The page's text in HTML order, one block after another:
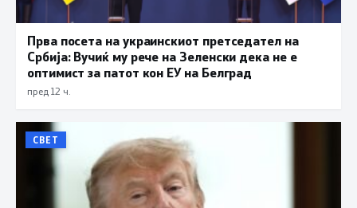
Прва посета на украинскиот претседател на
Србија: Вучиќ му рече на Зеленски дека не е
оптимист за патот кон ЕУ на Белград
пред 12 ч.
СВЕТ